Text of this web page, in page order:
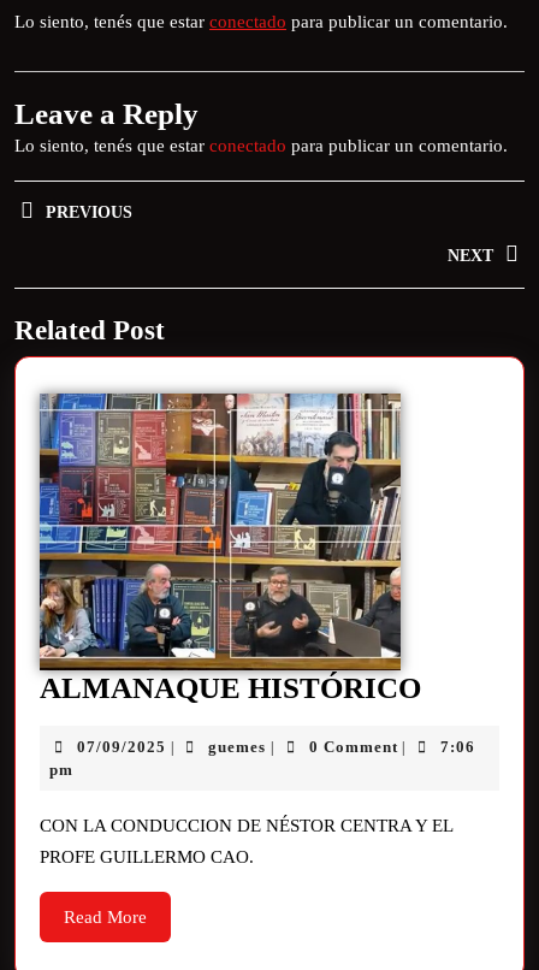
Lo siento, tenés que estar conectado para publicar un comentario.
Leave a Reply
Lo siento, tenés que estar conectado para publicar un comentario.
PREVIOUS
NEXT
Related Post
ALMANAQUE HISTÓRICO
07/09/2025 | guemes | 0 Comment |
7:06
pm
CON LA CONDUCCION DE NÉSTOR CENTRA Y EL
PROFE GUILLERMO CAO.
Read More